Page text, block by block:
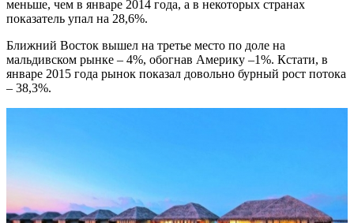
меньше, чем в январе 2014 года, а в некоторых странах
показатель упал на 28,6%.
Ближний Восток вышел на третье место по доле на
мальдивском рынке – 4%, обогнав Америку –1%. Кстати, в
январе 2015 года рынок показал довольно бурный рост потока
– 38,3%.